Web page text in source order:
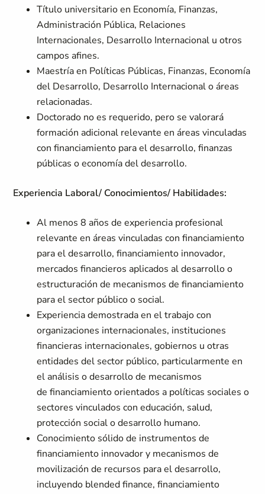
Título universitario en Economía, Finanzas,
Administración Pública, Relaciones
Internacionales, Desarrollo Internacional u otros
campos afines.
Maestría en Políticas Públicas, Finanzas, Economía
del Desarrollo, Desarrollo Internacional o áreas
relacionadas.
Doctorado no es requerido, pero se valorará
formación adicional relevante en áreas vinculadas
con financiamiento para el desarrollo, finanzas
públicas o economía del desarrollo.
Experiencia Laboral/ Conocimientos/ Habilidades:
Al menos 8 años de experiencia profesional
relevante en áreas vinculadas con financiamiento
para el desarrollo, financiamiento innovador,
mercados financieros aplicados al desarrollo o
estructuración de mecanismos de financiamiento
para el sector público o social.
Experiencia demostrada en el trabajo con
organizaciones internacionales, instituciones
financieras internacionales, gobiernos u otras
entidades del sector público, particularmente en
el análisis o desarrollo de mecanismos
de financiamiento orientados a políticas sociales o
sectores vinculados con educación, salud,
protección social o desarrollo humano.
Conocimiento sólido de instrumentos de
financiamiento innovador y mecanismos de
movilización de recursos para el desarrollo,
incluyendo blended finance, financiamiento